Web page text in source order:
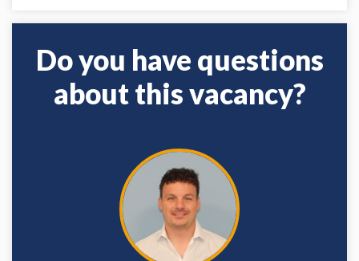
Do you have questions
about this vacancy?